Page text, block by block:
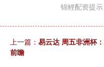
锦鲤配资提
上一篇： 易云达 周五非洲杯
前瞻